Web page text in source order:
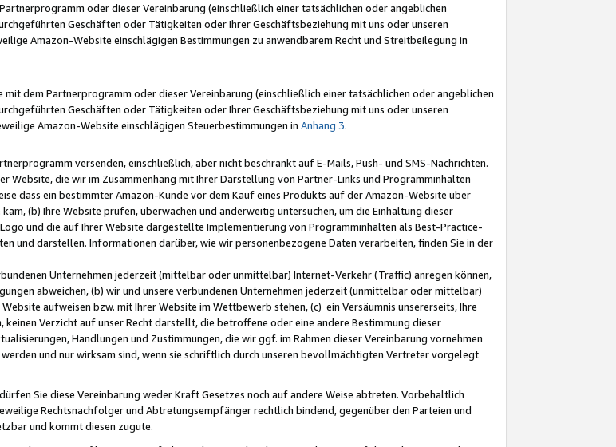
oder dieser Vereinbarung (einschließlich einer tatsächlichen oder angeblichen
Geschäften oder Tätigkeiten oder Ihrer Geschäftsbeziehung mit uns oder unseren
Amazon-Website einschlägigen Bestimmungen zu anwendbarem Recht und Streitbeilegung in
dem Partnerprogramm oder dieser Vereinbarung (einschließlich einer tatsächlichen oder angeblichen
Geschäften oder Tätigkeiten oder Ihrer Geschäftsbeziehung mit uns oder unseren
Amazon-Website einschlägigen Steuerbestimmungen in Anhang 3.
versenden, einschließlich, aber nicht beschränkt auf E-Mails, Push- und SMS-Nachrichten.
Website, die wir im Zusammenhang mit Ihrer Darstellung von Partner-Links und Programminhalten
dass ein bestimmter Amazon-Kunde vor dem Kauf eines Produkts auf der Amazon-Website über
(b) Ihre Website prüfen, überwachen und anderweitig untersuchen, um die Einhaltung dieser
und die auf Ihrer Website dargestellte Implementierung von Programminhalten als Best-Practice-
und darstellen. Informationen darüber, wie wir personenbezogene Daten verarbeiten, finden Sie in der
Unternehmen jederzeit (mittelbar oder unmittelbar) Internet-Verkehr (Traffic) anregen können,
abweichen, (b) wir und unsere verbundenen Unternehmen jederzeit (unmittelbar oder mittelbar)
aufweisen bzw. mit Ihrer Website im Wettbewerb stehen, (c) ein Versäumnis unsererseits, Ihre
Verzicht auf unser Recht darstellt, die betroffene oder eine andere Bestimmung dieser
Handlungen und Zustimmungen, die wir ggf. im Rahmen dieser Vereinbarung vornehmen
und nur wirksam sind, wenn sie schriftlich durch unseren bevollmächtigten Vertreter vorgelegt
Sie diese Vereinbarung weder Kraft Gesetzes noch auf andere Weise abtreten. Vorbehaltlich
Rechtsnachfolger und Abtretungsempfänger rechtlich bindend, gegenüber den Parteien und
und kommt diesen zugute.